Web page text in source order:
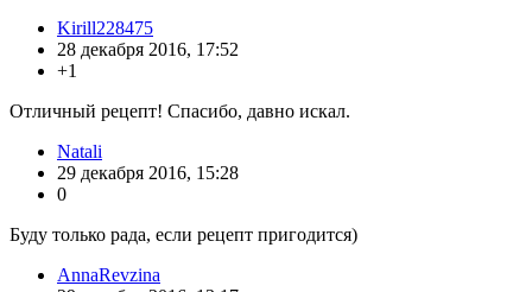
Kirill228475
28 декабря 2016, 17:52
+1
Отличный рецепт! Спасибо, давно искал.
Natali
29 декабря 2016, 15:28
0
Буду только рада, если рецепт пригодится)
AnnaRevzina